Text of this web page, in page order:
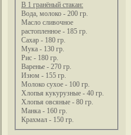
В 1 гранёный стакан:
Вода, молоко - 200 гр.
Масло сливочное
растопленное - 185 гр.
Сахар - 180 гр.
Мука - 130 гр.
Рис - 180 гр.
Варенье - 270 гр.
Изюм - 155 гр.
Молоко сухое - 100 гр.
Хлопья кукурузные - 40 гр.
Хлопья овсяные - 80 гр.
Манка - 160 гр.
Крахмал - 150 гр.